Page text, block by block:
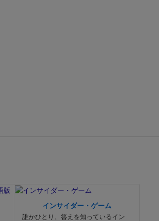
インサイダー・ゲーム
誰かひとり、答えを知っているイン